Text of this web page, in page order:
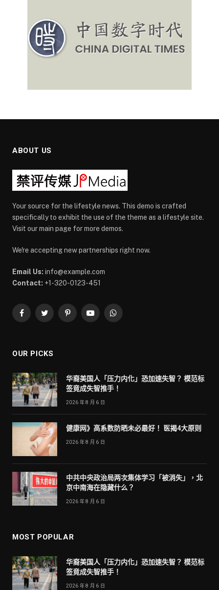
ABOUT US
Your source for the lifestyle news. This demo is crafted
specifically to exhibit the use of the theme as a lifestyle site.
Visit our main page for more demos.
We're accepting new partnerships right now.
Email Us: info@example.com
Contact: +1-320-0123-451
FacebookTwitterPinterestYouTubeWhatsApp
OUR PICKS
华裔美国人「压力内化」恐加速失智？ 模范标
签竟成失智推手！
2026 年 8 月 6 日
健康网》高系数防晒未必最好！ 医揭4大原则
2026 年 8 月 6 日
中共中央政治局两次集体学习「被消失」，北
京中南海在隐藏什么？
2026 年 8 月 6 日
MOST POPULAR
华裔美国人「压力内化」恐加速失智？ 模范标
签竟成失智推手！
2026 年 8 月 6 日